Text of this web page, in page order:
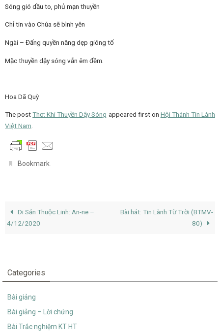
Sóng gió dầu to, phủ mạn thuyền
Chỉ tin vào Chúa sẽ bình yên
Ngài – Đấng quyền năng dẹp giông tố
Mặc thuyền dậy sóng vẫn êm đềm.
Hoa Dã Quỳ
The postThơ: Khi Thuyền Dậy Sóng appeared first on Hội Thánh Tin Lành
Việt Nam.
Bookmark.
Di Sản Thuộc Linh: An-ne –
4/12/2020
Bài hát: Tin Lành Từ Trời (BTMV-
80)
Categories
Bài giảng
Bài giảng – Lời chứng
Bài Trắc nghiệm KT HT